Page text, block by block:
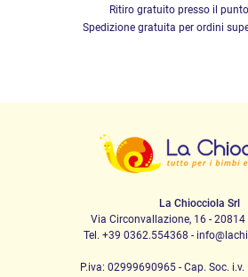
Ritiro gratuito presso il
Spedizione gratuita per ordini
La Chiocciola Srl
Via Circonvallazione, 16 - 20814
Tel. +39 0362.554368 -
P.iva: 02999690965 - Cap. Soc.